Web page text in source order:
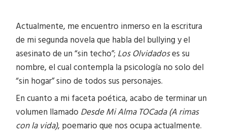
Actualmente, me encuentro inmerso en la escritura
de mi segunda novela que habla del bullying y el
asesinato de un “sin techo”; Los Olvidadoses su
nombre, el cual contempla la psicología no solo del
“sin hogar” sino de todos sus personajes.
En cuanto a mi faceta poética, acabo de terminar un
volumen llamado Desde Mi Alma TOCada (A rimas
con la vida), poemario que nos ocupa actualmente.